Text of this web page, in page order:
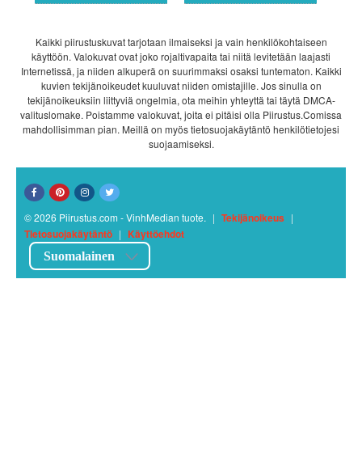
Kaikki piirustuskuvat tarjotaan ilmaiseksi ja vain henkilökohtaiseen
käyttöön. Valokuvat ovat joko rojaltivapaita tai niitä levitetään laajasti
Internetissä, ja niiden alkuperä on suurimmaksi osaksi tuntematon. Kaikki
kuvien tekijänoikeudet kuuluvat niiden omistajille. Jos sinulla on
tekijänoikeuksiin liittyviä ongelmia, ota meihin yhteyttä tai täytä DMCA-
valituslomake. Poistamme valokuvat, joita ei pitäisi olla Piirustus.Comissa
mahdollisimman pian. Meillä on myös tietosuojakäytäntö henkilötietojesi
suojaamiseksi.
© 2026 Piirustus.com - VinhMedian tuote. | Tekijänoikeus |
Tietosuojakäytäntö | Käyttöehdot
Suomalainen